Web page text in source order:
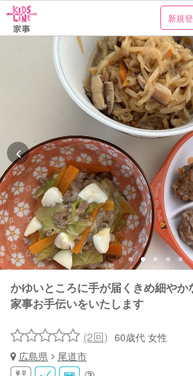
新規
かゆいところに手が届くきめ細やか
家事お手伝いをいたします
(2回) 60歳代 女性
広島県
尾道市